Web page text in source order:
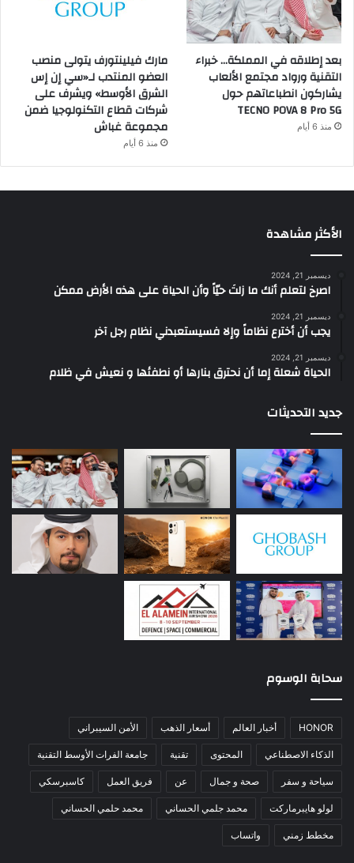
بعد إطلاقه في المملكة… خبراء
التقنية ورواد مجتمع الألعاب
يشاركون انطباعاتهم حول
TECNO POVA 8 Pro 5G
منذ 6 أيام
مارك فيلينتورف يتولى منصب
العضو المنتدب لـ«سي إن إس
الشرق الأوسط» ويشرف على
شركات قطاع التكنولوجيا ضمن
مجموعة غباش
منذ 6 أيام
الأكثر مشاهدة
ديسمبر 21, 2024
‫اصرخ لتعلم أنك ما زلتَ حيّاً وأن الحياة على هذه الأرض ممكن
ديسمبر 21, 2024
يجب أن أخترع نظاماً وإلا فسيستعبدني نظام رجل آخر
ديسمبر 21, 2024
الحياة شعلة إما أن نحترق بنارها أو نطفئها و نعيش في ظلام
جديد التحديثات
سحابة الوسوم
HONOR أخبار العالم أسعار الذهب الأمن السيبراني
الذكاء الاصطناعي المحتوى تقنية جامعة الفرات الأوسط التقنية
سياحة و سفر صحة و جمال عن فريق العمل كاسبرسكي
لولو هايبرماركت محمد جلمي الحساني محمد حلمي الحساني
مخطط زمني واتساب